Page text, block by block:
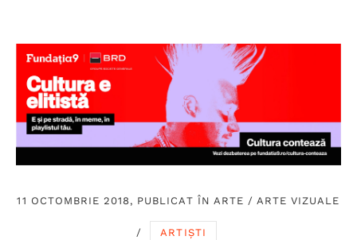
11 OCTOMBRIE 2018, PUBLICAT ÎN ARTE /ARTE VIZUALE
/ ARTIȘTI